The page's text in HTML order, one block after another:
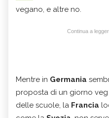
vegano, e altre no.
Continua a
Mentre in Germania
proposta di un giorno
delle scuole, la Francia